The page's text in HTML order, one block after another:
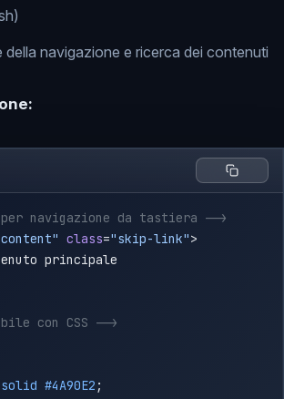
della navigazione e ricerca dei contenuti
class="skip-link"
solid #4A90E2